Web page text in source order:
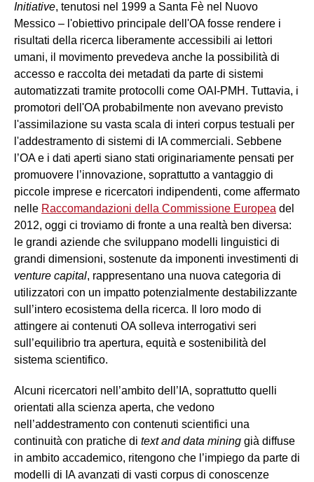
Initiative, tenutosi nel 1999 a Santa Fè nel Nuovo
Messico – l'obiettivo principale dell'OA fosse rendere i
risultati della ricerca liberamente accessibili ai lettori
umani, il movimento prevedeva anche la possibilità di
accesso e raccolta dei metadati da parte di sistemi
automatizzati tramite protocolli come OAI-PMH. Tuttavia, i
promotori dell'OA probabilmente non avevano previsto
l'assimilazione su vasta scala di interi corpus testuali per
l'addestramento di sistemi di IA commerciali. Sebbene
l’OA e i dati aperti siano stati originariamente pensati per
promuovere l’innovazione, soprattutto a vantaggio di
piccole imprese e ricercatori indipendenti, come affermato
nelle Raccomandazioni della Commissione Europea del
2012, oggi ci troviamo di fronte a una realtà ben diversa:
le grandi aziende che sviluppano modelli linguistici di
grandi dimensioni, sostenute da imponenti investimenti di
venture capital, rappresentano una nuova categoria di
utilizzatori con un impatto potenzialmente destabilizzante
sull’intero ecosistema della ricerca. Il loro modo di
attingere ai contenuti OA solleva interrogativi seri
sull’equilibrio tra apertura, equità e sostenibilità del
sistema scientifico.
Alcuni ricercatori nell’ambito dell’IA, soprattutto quelli
orientati alla scienza aperta, che vedono
nell’addestramento con contenuti scientifici una
continuità con pratiche di text and data mining già diffuse
in ambito accademico, ritengono che l’impiego da parte di
modelli di IA avanzati di vasti corpus di conoscenze